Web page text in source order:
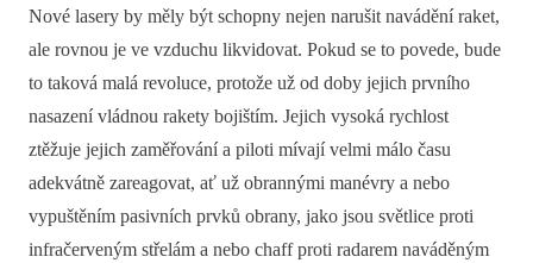
Nové lasery by měly být schopny nejen narušit navádění raket,
ale rovnou je ve vzduchu likvidovat. Pokud se to povede, bude
to taková malá revoluce, protože už od doby jejich prvního
nasazení vládnou rakety bojištím. Jejich vysoká rychlost
ztěžuje jejich zaměřování a piloti mívají velmi málo času
adekvátně zareagovat, ať už obrannými manévry a nebo
vypuštěním pasivních prvků obrany, jako jsou světlice proti
infračerveným střelám a nebo chaff proti radarem naváděným